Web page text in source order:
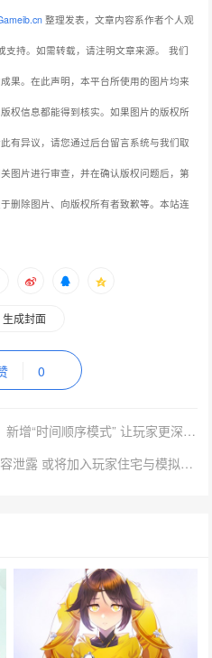
整理发表，文章内容系作者个人观
持。如需转载，请注明文章来源。 我们
果。在此声明，本平台所使用的图片均来
权信息都能得到核实。如果图片的版权所
有异议，请您通过后台留言系统与我们取
图片进行审查，并在确认版权问题后，第
删除图片、向版权所有者致歉等。本站连
生成封面
0
上一篇：《最后生还者2重制版》新增“时间顺序模式” 让玩家更深入游戏剧情
下一篇：《天国: 拯救2》DLC内容泄露 或将加入玩家住宅与模拟经营要素